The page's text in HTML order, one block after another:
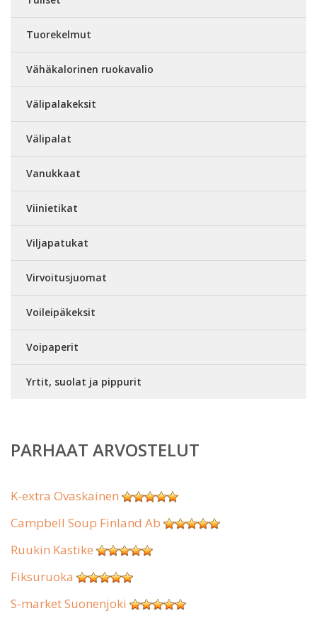
Tuorekelmut
Vähäkalorinen ruokavalio
Välipalakeksit
Välipalat
Vanukkaat
Viinietikat
Viljapatukat
Virvoitusjuomat
Voileipäkeksit
Voipaperit
Yrtit, suolat ja pippurit
PARHAAT ARVOSTELUT
K-extra Ovaskainen
Campbell Soup Finland Ab
Ruukin Kastike
Fiksuruoka
S-market Suonenjoki